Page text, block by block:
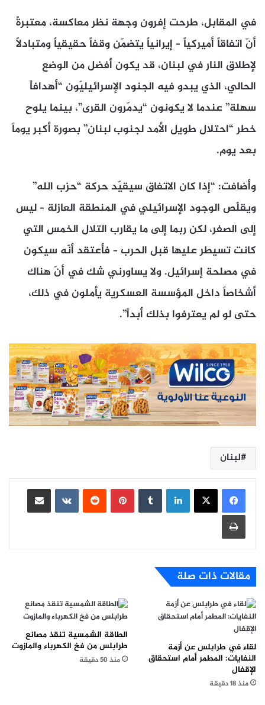
في المقابل، طرحت إفرون وجهة نظر معاكسة، معتبرةً
أنّ اتفاقاً أميركياً – إيرانياً يتضمّن وقفاً حقيقياً ومتبادلاً
لإطلاق النار في لبنان، قد يكون أفضل من الوضع
الحالي، الذي يبدو فيه الجنود الإسرائيليّون “أهدافاً
سهلة” عندما لا يكونون “يدمّرون القرى”، بينما يلوح
خطر “احتلال طويل الأمد لجنوب لبنان” بصورة أكبر يوماً
بعد يوم.
وأضافت: “إذا كان الاتفاق سيقيّد حركة “حزب الله”
ويقلّص الوجود الإسرائيلي في المنطقة العازلة – ليس
إلى الصفر، لكن ربما إلى ما يقارب التلال الخمس التي
كانت تسيطر عليها قبل الحرب – فأعتقد أنّه سيكون
في مصلحة إسرائيل. ولا يساورني شك في أنّ هناك
أشخاصاً داخل المؤسسة العسكرية يأملون في ذلك،
حتى لو لم يعترفوا بذلك أبداً”.
لبنان
لينكدإن بينتيريست
مشاركة عبر البريد
طباعة
مقالات ذات صلة
لقاء في طرابلس عن أزمة
النفايات: المطمر أمام استحقاق
الإقفال
منذ 18 دقيقة
الطاقة الشمسية تنقذ مصانع
طرابلس من فخ الكهرباء والمازوت
منذ 50 دقيقة